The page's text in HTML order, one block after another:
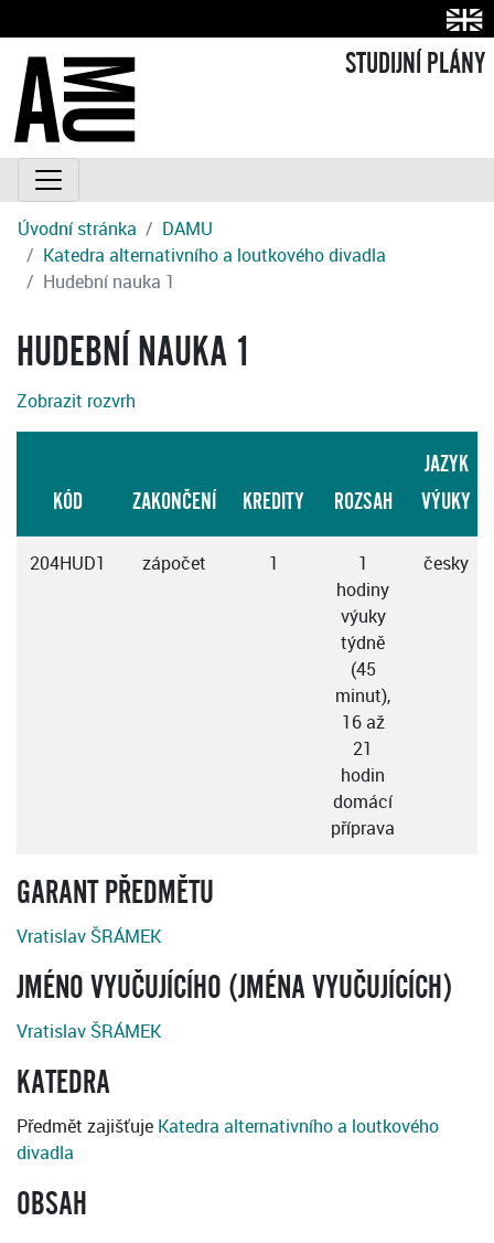
STUDIJNÍ PLÁNY
Úvodní stránka
DAMU
Katedra alternativního a loutkového divadla
Hudební nauka 1
HUDEBNÍ NAUKA 1
Zobrazit rozvrh
KÓD ZAKONČENÍ KREDITY ROZSAH
JAZYK
VÝUKY
204HUD1 zápočet 1
1
hodiny
výuky
týdně
(45
minut),
16 až
21
hodin
domácí
příprava
česky
GARANT PŘEDMĚTU
Vratislav ŠRÁMEK
JMÉNO VYUČUJÍCÍHO (JMÉNA VYUČUJÍCÍCH)
Vratislav ŠRÁMEK
KATEDRA
Předmět zajišťuje Katedra alternativního a loutkového
divadla
OBSAH